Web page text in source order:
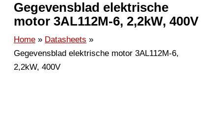
Gegevensblad elektrische
motor 3AL112M-6, 2,2kW, 400V
Home
Datasheets
Gegevensblad elektrische motor 3AL112M-6,
2,2kW, 400V